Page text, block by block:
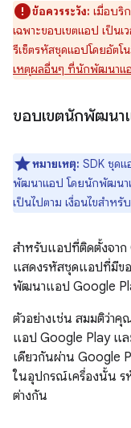
ข้อควรระวัง: เมื่อบริ
เฉพาะขอบเขตแอป เป็น
รีเซ็ตรหัสชุดแอปโดยอัตโ
เหตุผลอื่นๆ ที่นักพัฒนาแ
ขอบเขตนักพัฒนา
หมายเหตุ: SDK ชุด
พัฒนาแอป โดยนักพัฒนาแ
เป็นไปตาม เงื่อนไขสำห
สำหรับแอปที่ติดตั้งจา
แสดงรหัสชุดแอปที่มีข
พัฒนาแอป Google
ตัวอย่างเช่น สมมติว่
แอป Google Play แ
เดียวกันผ่าน Google
ในอุปกรณ์เครื่องนั้น ร
ต่างกัน